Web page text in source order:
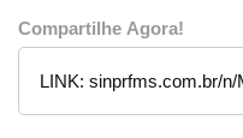
Compartilhe Agora!
LINK: sinprfms.com.br/n/